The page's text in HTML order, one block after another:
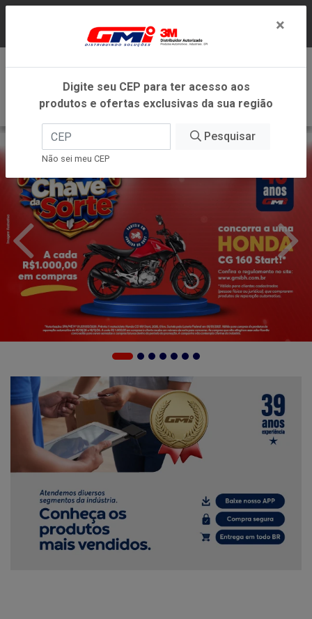
DENTRO DO ESTADO DE MINAS GERAIS.
×
Digite seu CEP para ter acesso aos
produtos e ofertas exclusivas da sua região
Pesquisar
Não sei meu CEP